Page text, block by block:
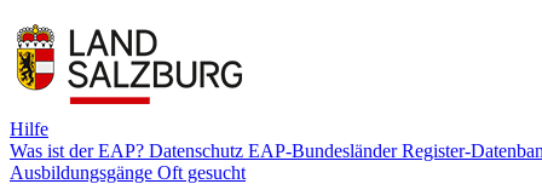
Hilfe
Was ist der EAP? Datenschutz EAP-BundesländerRegister-
Ausbildungsgänge Oft gesucht